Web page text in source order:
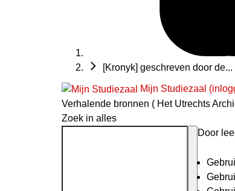
[Kronyk] geschreven door de...
Mijn Studiezaal
Verhalende bronnen ( Het Utrechts
Zoek in alles
Door